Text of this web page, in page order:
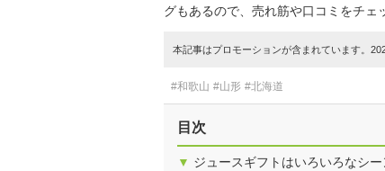
グもあるので、売れ筋や口コミをチェ
本記事はプロモーションが含まれています。
#和歌山 #山形 #北海道
目次
▼ ジュースギフトはいろいろなシ